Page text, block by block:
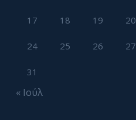
17 18 19 20
24 25 26 27
31
« Ιούλ